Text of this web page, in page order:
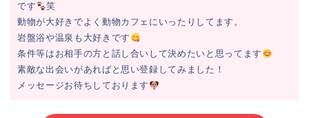
です
笑
動物が大好きでよく動物カフェにいったりしてます。
岩盤浴や温泉も大好きです
条件等はお相手の方と話し合いして決めたいと思ってます
素敵な出会いがあればと思い登録してみました！
メッセージお待ちしております